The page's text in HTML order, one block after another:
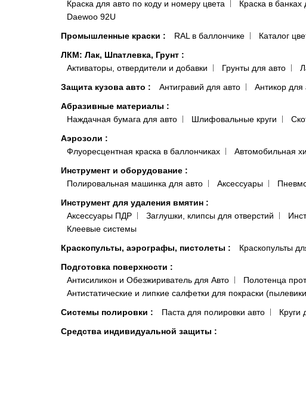
Краска для авто по коду и номеру цвета
Краска в банках
Daewoo 92U
Промышленные краски : RAL в баллончике Каталог
ЛКМ: Лак, Шпатлевка, Грунт :
Активаторы, отвердители и добавки
Грунты для авто
Защита кузова авто : Антигравий для авто Антикор для
Абразивные материалы :
Наждачная бумага для авто
Шлифовальные круги
Аэрозоли :
Флуоресцентная краска в баллончиках
Автомобильная
Инструмент и оборудование :
Полировальная машинка для авто
Аксессуары
Инструмент для удаления вмятин :
Аксессуары ПДР
Заглушки, клипсы для отверстий
Клеевые системы
Краскопульты, аэрографы, пистолеты : Краскопульты
Подготовка поверхности :
Антисиликон и Обезжириватель для Авто
Полотенца
Антистатические и липкие салфетки для покраски
Системы полировки : Паста для полировки авто Круги
Средства индивидуальной защиты :